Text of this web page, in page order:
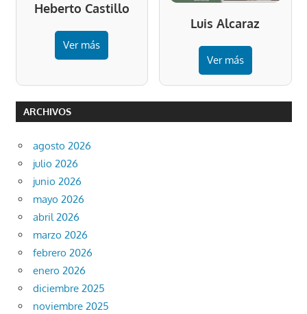
Heberto Castillo
Ver más
Luis Alcaraz
Ver más
ARCHIVOS
agosto 2026
julio 2026
junio 2026
mayo 2026
abril 2026
marzo 2026
febrero 2026
enero 2026
diciembre 2025
noviembre 2025